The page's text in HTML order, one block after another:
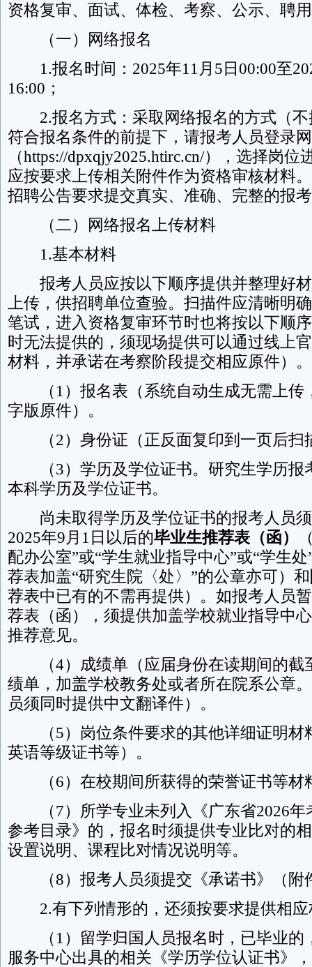
资格复审、面试、体检、考察、公示、聘
（一）网络报名
1.报名时间：2025年11月5日00:00至
16:00；
2.报名方式：采取网络报名的方式（不
符合报名条件的前提下，请报考人员登录
（https://dpxqjy2025.htirc.cn/），选择岗
应按要求上传相关附件作为资格审核材料
招聘公告要求提交真实、准确、完整的报
（二）网络报名上传材料
1.基本材料
报考人员应按以下顺序提供并整理好材
上传，供招聘单位查验。扫描件应清晰明
笔试，进入资格复审环节时也将按以下顺
时无法提供的，须现场提供可以通过线上
材料，并承诺在考察阶段提交相应原件）。
（1）报名表（系统自动生成无需上传
字版原件）。
（2）身份证（正反面复印到一页后扫
（3）学历及学位证书。研究生学历报
本科学历及学位证书。
尚未取得学历及学位证书的报考人员须
2025年9月1日以后的毕业生推荐表（函）
配办公室”或“学生就业指导中心”或“学生
荐表加盖“研究生院〈处〉”的公章亦可）和
荐表中已有的不需再提供）。如报考人员
荐表（函），须提供加盖学校就业指导中
推荐意见。
（4）成绩单（应届身份在读期间的截
绩单，加盖学校教务处或者所在院系公章
员须同时提供中文翻译件）。
（5）岗位条件要求的其他详细证明材
英语等级证书等）。
（6）在校期间所获得的荣誉证书等材
（7）所学专业未列入《广东省2026年
参考目录》的，报名时须提供专业比对的
设置说明、课程比对情况说明等。
（8）报考人员须提交《承诺书》（附
2.有下列情形的，还须按要求提供相应
（1）留学归国人员报名时，已毕业的
服务中心出具的相关《学历学位认证书》